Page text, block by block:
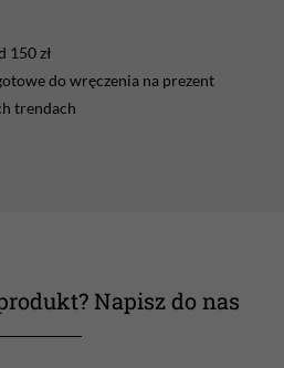
150 zł
do wręczenia na prezent
trendach
Napisz do nas